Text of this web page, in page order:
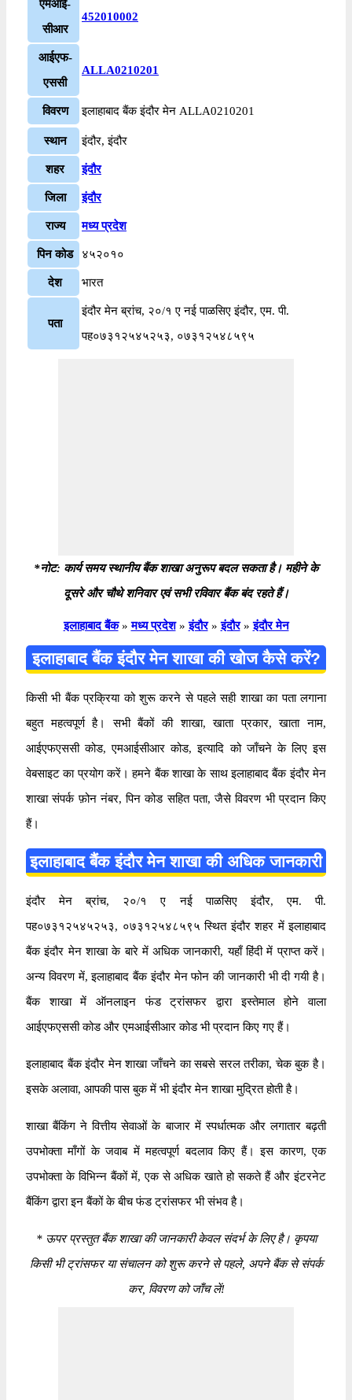
एमआई-
सीआर
452010002
आईएफ-
एससी
ALLA0210201
विवरण इलाहाबाद बैंक इंदौर मेन ALLA0210201
स्थान इंदौर, इंदौर
शहर इंदौर
जिला इंदौर
राज्य मध्य प्रदेश
पिन कोड ४५२०१०
देश भारत
पता
इंदौर मेन ब्रांच, २०/१ ए नई पाळसिए इंदौर, एम. पी.
पह०७३१२५४५२५३, ०७३१२५४८५९५
*नोट: कार्य समय स्थानीय बैंक शाखा अनुरूप बदल सकता है। महीने के
दूसरे और चौथे शनिवार एवं सभी रविवार बैंक बंद रहते हैं।
इलाहाबाद बैंक » मध्य प्रदेश » इंदौर » इंदौर » इंदौर मेन
इलाहाबाद बैंक इंदौर मेन शाखा की खोज कैसे करें?
किसी भी बैंक प्रक्रिया को शुरू करने से पहले सही शाखा का पता लगाना
बहुत महत्वपूर्ण है। सभी बैंकों की शाखा, खाता प्रकार, खाता नाम,
आईएफएससी कोड, एमआईसीआर कोड, इत्यादि को जाँचने के लिए इस
वेबसाइट का प्रयोग करें। हमने बैंक शाखा के साथ इलाहाबाद बैंक इंदौर मेन
शाखा संपर्क फ़ोन नंबर, पिन कोड सहित पता, जैसे विवरण भी प्रदान किए
हैं।
इलाहाबाद बैंक इंदौर मेन शाखा की अधिक जानकारी
इंदौर मेन ब्रांच, २०/१ ए नई पाळसिए इंदौर, एम. पी.
पह०७३१२५४५२५३, ०७३१२५४८५९५ स्थित इंदौर शहर में इलाहाबाद
बैंक इंदौर मेन शाखा के बारे में अधिक जानकारी, यहाँ हिंदी में प्राप्त करें।
अन्य विवरण में, इलाहाबाद बैंक इंदौर मेन फोन की जानकारी भी दी गयी है।
बैंक शाखा में ऑनलाइन फंड ट्रांसफर द्वारा इस्तेमाल होने वाला
आईएफएससी कोड और एमआईसीआर कोड भी प्रदान किए गए हैं।
इलाहाबाद बैंक इंदौर मेन शाखा जाँचने का सबसे सरल तरीका, चेक बुक है।
इसके अलावा, आपकी पास बुक में भी इंदौर मेन शाखा मुद्रित होती है।
शाखा बैंकिंग ने वित्तीय सेवाओं के बाजार में स्पर्धात्मक और लगातार बढ़ती
उपभोक्ता माँगों के जवाब में महत्वपूर्ण बदलाव किए हैं। इस कारण, एक
उपभोक्ता के विभिन्न बैंकों में, एक से अधिक खाते हो सकते हैं और इंटरनेट
बैंकिंग द्वारा इन बैंकों के बीच फंड ट्रांसफर भी संभव है।
*ऊपर प्रस्तुत बैंक शाखा की जानकारी केवल संदर्भ के लिए है। कृपया
किसी भी ट्रांसफर या संचालन को शुरू करने से पहले, अपने बैंक से संपर्क
कर, विवरण को जाँच लें!